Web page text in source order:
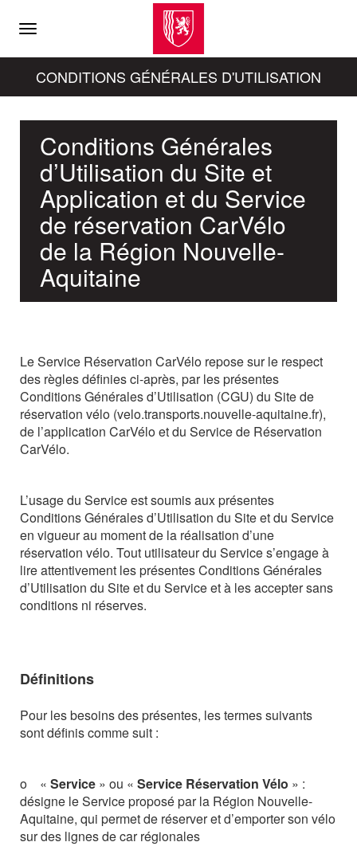
Menu
CONDITIONS GÉNÉRALES D'UTILISATION
Conditions Générales
d’Utilisation du Site et
Application etdu Service
de réservation CarVélo
de la Région Nouvelle-
Aquitaine
Le Service Réservation CarVélo repose sur le respect
des règles définies ci-après, par les présentes
Conditions Générales d’Utilisation (CGU) du Site de
réservation vélo (velo.transports.nouvelle-aquitaine.fr),
de l’application CarVéloet du Service de Réservation
CarVélo.
L’usage du Serviceestsoumisauxprésentes
ConditionsGénéralesd’Utilisation du Site etdu Service
en vigueurau momentde la réalisation d’une
réservation vélo. Tout utilisateur du Services’engageà
lireattentivement lesprésentesConditionsGénérales
d’Utilisation du Site et du Service et à les accepter sans
conditions ni réserves.
Définitions
Pour lesbesoinsdesprésentes, lestermessuivants
sontdéfiniscommesuit :
o « Service » ou « Service Réservation Vélo » :
désigne le Service proposé par la Région Nouvelle-
Aquitaine, qui permet de réserver et d’emporter son vélo
sur des lignes de car régionales